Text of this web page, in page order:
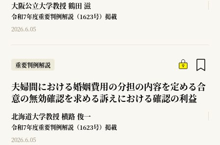
大阪公立大学教授 鶴田 滋
令和7年度重要判例解説（1623号）掲載
2026.6.05
重要判例解説
夫婦間における婚姻費用の分担の内容を定める合
意の無効確認を求める訴えにおける確認の利益
北海道大学教授 横路 俊一
令和7年度重要判例解説（1623号）掲載
2026.6.05